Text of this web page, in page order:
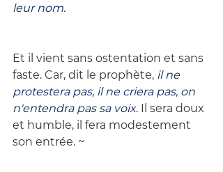
leur nom.
Et il vient sans ostentation et sans
faste. Car, dit le prophète, il ne
protestera pas, il ne criera pas, on
n'entendra pas sa voix. Il sera doux
et humble, il fera modestement
son entrée. ~